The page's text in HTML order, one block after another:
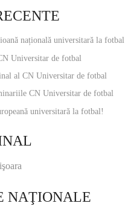
națională universitară la fotbal
Universitar de fotbal
al CN Universitar de fotbal
CN Universitar de fotbal
universitară la fotbal!
NAŢIONALE